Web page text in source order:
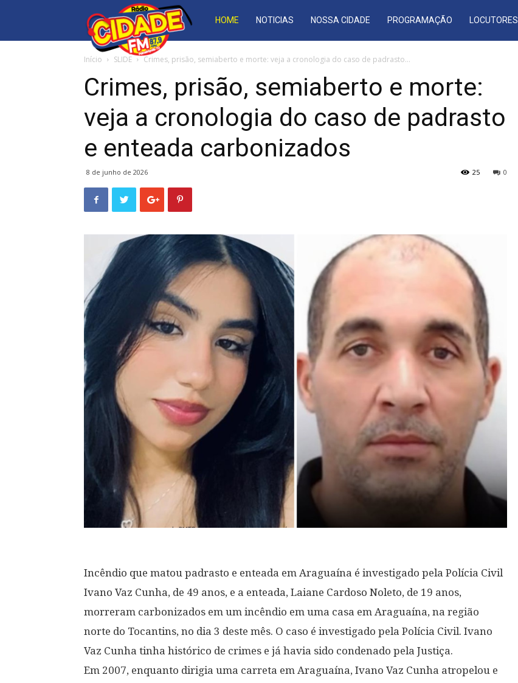
Rádio
Cidade
FM
HOME NOTICIAS NOSSA CIDADE PROGRAMAÇÃO LOCUTORES
Início SLIDE Crimes, prisão, semiaberto e morte: veja a cronologia do caso de padrasto...
Crimes, prisão, semiaberto e morte:
veja a cronologia do caso de padrasto
e enteada carbonizados
8 de junho de 2026 0
25
Incêndio que matou padrasto e enteada em Araguaína é investigado pela Polícia Civil
Ivano Vaz Cunha, de 49 anos, e a enteada, Laiane Cardoso Noleto, de 19 anos,
morreram carbonizados em um incêndio em uma casa em Araguaína, na região
norte do Tocantins, no dia 3 deste mês. O caso é investigado pela Polícia Civil. Ivano
Vaz Cunha tinha histórico de crimes e já havia sido condenado pela Justiça.
Em 2007, enquanto dirigia uma carreta em Araguaína, Ivano Vaz Cunha atropelou e